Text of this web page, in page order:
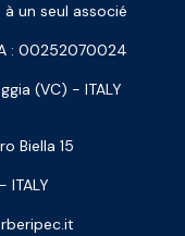
un seul associé
: 00252070024
(VC) - ITALY
Biella 15
ITALY